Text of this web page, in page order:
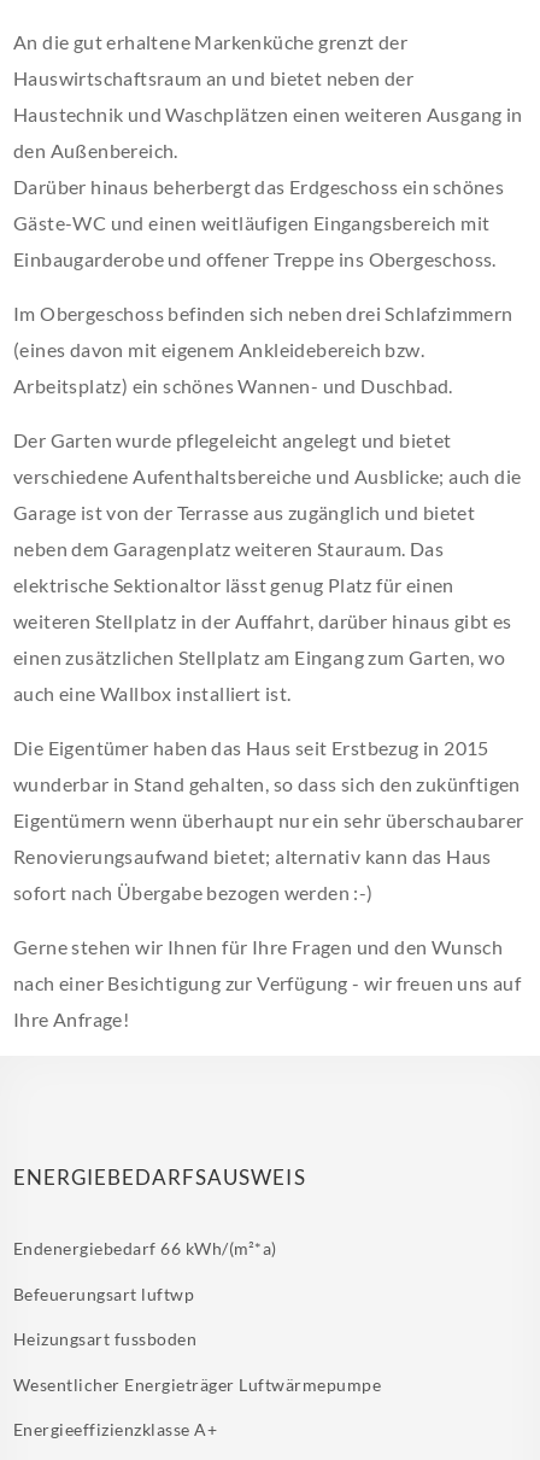
An die gut erhaltene Markenküche grenzt der
Hauswirtschaftsraum an und bietet neben der
Haustechnik und Waschplätzen einen weiteren Ausgang in
den Außenbereich.
Darüber hinaus beherbergt das Erdgeschoss ein schönes
Gäste-WC und einen weitläufigen Eingangsbereich mit
Einbaugarderobe und offener Treppe ins Obergeschoss.
Im Obergeschoss befinden sich neben drei Schlafzimmern
(eines davon mit eigenem Ankleidebereich bzw.
Arbeitsplatz) ein schönes Wannen- und Duschbad.
Der Garten wurde pflegeleicht angelegt und bietet
verschiedene Aufenthaltsbereiche und Ausblicke; auch die
Garage ist von der Terrasse aus zugänglich und bietet
neben dem Garagenplatz weiteren Stauraum. Das
elektrische Sektionaltor lässt genug Platz für einen
weiteren Stellplatz in der Auffahrt, darüber hinaus gibt es
einen zusätzlichen Stellplatz am Eingang zum Garten, wo
auch eine Wallbox installiert ist.
Die Eigentümer haben das Haus seit Erstbezug in 2015
wunderbar in Stand gehalten, so dass sich den zukünftigen
Eigentümern wenn überhaupt nur ein sehr überschaubarer
Renovierungsaufwand bietet; alternativ kann das Haus
sofort nach Übergabe bezogen werden :-)
Gerne stehen wir Ihnen für Ihre Fragen und den Wunsch
nach einer Besichtigung zur Verfügung - wir freuen uns auf
Ihre Anfrage!
ENERGIEBEDARFSAUSWEIS
Endenergiebedarf66 kWh/(m²*a)
Befeuerungsart luftwp
Heizungsart fussboden
Wesentlicher Energieträger Luftwärmepumpe
EnergieeffizienzklasseA+